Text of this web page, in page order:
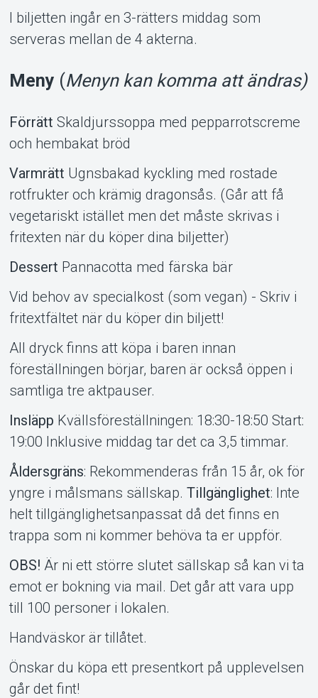
I biljetten ingår en 3-rätters middag som
serveras mellan de 4 akterna.
Meny (Menyn kan komma att ändras)
Förrätt Skaldjurssoppa med pepparrotscreme
och hembakat bröd
Varmrätt Ugnsbakad kyckling med rostade
rotfrukter och krämig dragonsås. (Går att få
vegetariskt istället men det måste skrivas i
fritexten när du köper dina biljetter)
Dessert Pannacotta med färska bär
Vid behov av specialkost (som vegan) - Skriv i
fritextfältet när du köper din biljett!
All dryck finns att köpa i baren innan
föreställningen börjar, baren är också öppen i
samtliga tre aktpauser.
Insläpp Kvällsföreställningen: 18:30-18:50 Start:
19:00 Inklusive middag tar det ca 3,5 timmar.
Åldersgräns: Rekommenderas från 15 år, ok för
yngre i målsmans sällskap. Tillgänglighet: Inte
helt tillgänglighetsanpassat då det finns en
trappa som ni kommer behöva ta er uppför.
OBS! Är ni ett större slutet sällskap så kan vi ta
emot er bokning via mail. Det går att vara upp
till 100 personer i lokalen.
Handväskor är tillåtet.
Önskar du köpa ett presentkort på upplevelsen
går det fint!